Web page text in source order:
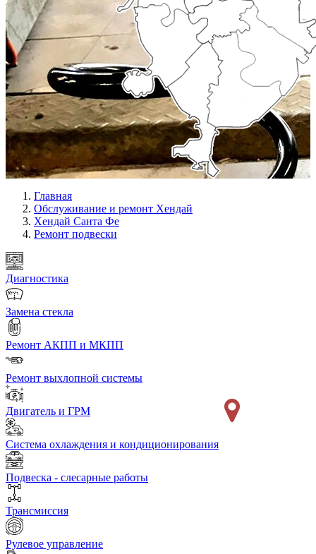
Главная
Обслуживание и ремонт Хендай
Хендай Санта Фе
Ремонт подвески
Диагностика
Замена стекла
Ремонт АКПП и МКПП
Ремонт выхлопной системы
Двигатель и ГРМ
Система охлаждения и кондиционирования
Подвеска - слесарные работы
Трансмиссия
Рулевое управление